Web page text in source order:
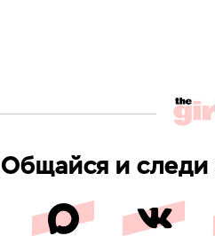
Общайся и следи